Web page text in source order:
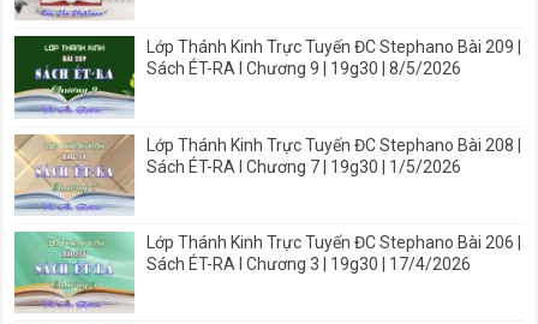
Lớp Thánh Kinh Trực Tuyến ĐC Stephano Bài 209 |
Sách ÉT-RA I Chương 9 | 19g30 | 8/5/2026
Lớp Thánh Kinh Trực Tuyến ĐC Stephano Bài 208 |
Sách ÉT-RA I Chương 7 | 19g30 | 1/5/2026
Lớp Thánh Kinh Trực Tuyến ĐC Stephano Bài 206 |
Sách ÉT-RA I Chương 3 | 19g30 | 17/4/2026